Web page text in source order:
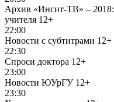
Архив «Инсит-ТВ» –
учителя 12+
22:00
Новости с субтитрами 12+
22:30
Спроси доктора 12+
23:00
Новости ЮУрГУ 12+
23:30